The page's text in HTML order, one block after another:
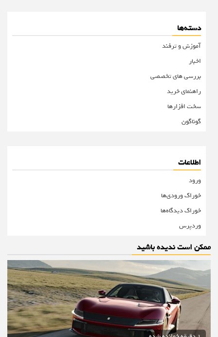
دسته‌ها
آموزش و ترفند
اخبار
بررسی های تخصصی
راهنمای خرید
سخت افزارها
گوناگون
اطلاعات
ورود
خوراک ورودی‌ها
خوراک دیدگاه‌ها
وردپرس
ممکن است ندیده باشید